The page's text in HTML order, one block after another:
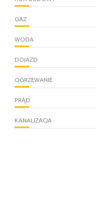
GAZ
WODA
DOJAZD
OGRZEWANIE
PRĄD
KANALIZACJA